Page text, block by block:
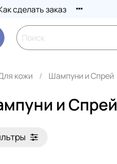
сделать заказ
кожи Шампуни и Спрей
и Спрей